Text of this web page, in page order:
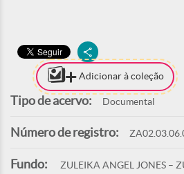
Adicionar à coleção
Tipo de acervo: Documental
Número de registro:
Fundo: ZULEIKA ANGEL JONES –